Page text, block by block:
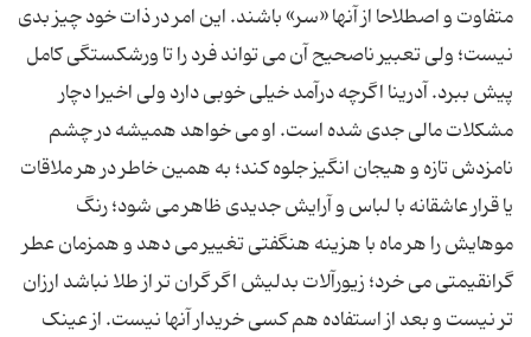
متفاوت و اصطلاحا از آنها «سر» باشند. این امر در ذات خود چیز بدی
نیست؛ ولی تعبیر ناصحیح آن می تواند فرد را تا ورشکستگی کامل
پیش ببرد. آدرینا اگرچه درآمد خیلی خوبی دارد ولی اخیرا دچار
مشکلات مالی جدی شده است. او می خواهد همیشه در چشم
نامزدش تازه و هیجان انگیز جلوه کند؛ به همین خاطر در هر ملاقات
یا قرار عاشقانه با لباس و آرایش جدیدی ظاهر می شود؛ رنگ
موهایش را هر ماه با هزینه هنگفتی تغییر می دهد و همزمان عطر
گرانقیمتی می خرد؛ زیورآلات بدلیش اگر گران تر از طلا نباشد ارزان
تر نیست و بعد از استفاده هم کسی خریدار آنها نیست. از عینک